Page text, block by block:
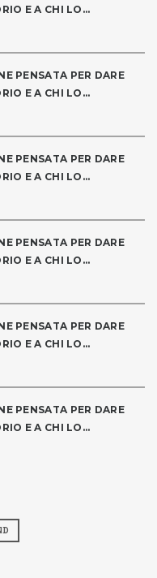
E A CHI LO...
PENSATA PER DARE
E A CHI LO...
PENSATA PER DARE
E A CHI LO...
PENSATA PER DARE
E A CHI LO...
PENSATA PER DARE
E A CHI LO...
PENSATA PER DARE
E A CHI LO...